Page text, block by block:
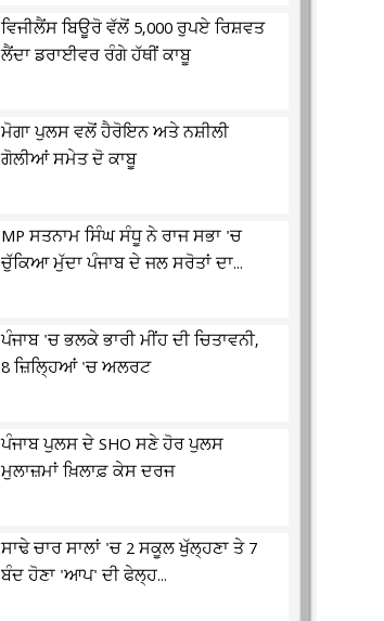
ਵਿਜੀਲੈਂਸ ਬਿਊਰੋ ਵੱਲੋਂ 5,000 ਰੁਪਏ ਰਿਸ਼ਵਤ
ਲੈਂਦਾ ਡਰਾਈਵਰ ਰੰਗੇ ਹੱਥੀਂ ਕਾਬੂ
ਮੋਗਾ ਪੁਲਸ ਵਲੋਂ ਹੈਰੋਇਨ ਅਤੇ ਨਸ਼ੀਲੀ
ਗੋਲੀਆਂ ਸਮੇਤ ਦੋ ਕਾਬੂ
MP ਸਤਨਾਮ ਸਿੰਘ ਸੰਧੂ ਨੇ ਰਾਜ ਸਭਾ 'ਚ
ਚੁੱਕਿਆ ਮੁੱਦਾ ਪੰਜਾਬ ਦੇ ਜਲ ਸਰੋਤਾਂ ਦਾ...
ਪੰਜਾਬ 'ਚ ਭਲਕੇ ਭਾਰੀ ਮੀਂਹ ਦੀ ਚਿਤਾਵਨੀ,
8 ਜ਼ਿਲ੍ਹਿਆਂ 'ਚ ਅਲਰਟ
ਪੰਜਾਬ ਪੁਲਸ ਦੇ SHO ਸਣੇ ਹੋਰ ਪੁਲਸ
ਮੁਲਾਜ਼ਮਾਂ ਖ਼ਿਲਾਫ਼ ਕੇਸ ਦਰਜ
ਸਾਢੇ ਚਾਰ ਸਾਲਾਂ 'ਚ 2 ਸਕੂਲ ਖੁੱਲ੍ਹਣਾ ਤੇ 7
ਬੰਦ ਹੋਣਾ 'ਆਪ' ਦੀ ਫੇਲ੍ਹ...